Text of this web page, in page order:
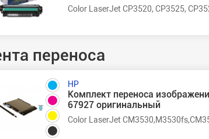
Color LaserJet CP3520, CP3525,
переноса
HP
Комплект переноса
67927 оригинальный
Color LaserJet